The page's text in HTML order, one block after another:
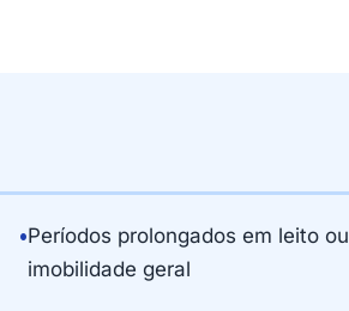
•Períodos prolongados em leito ou
imobilidade geral